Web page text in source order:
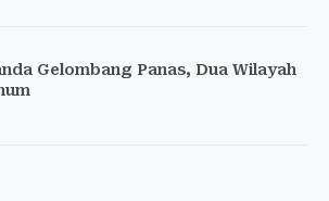
Gelombang Panas, Dua Wilayah